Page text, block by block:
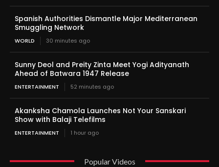
Spanish Authorities Dismantle Major Mediterranean
Smuggling Network
WORLD 30 minutes ago
Sunny Deol and Preity Zinta Meet Yogi Adityanath
Ahead of Batwara 1947 Release
ENTERTAINMENT 52 minutes ago
Akanksha Chamola Launches Not Your Sanskari
Show with Balaji Telefilms
ENTERTAINMENT 1 hour ago
Popular Videos